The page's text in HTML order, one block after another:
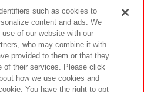
ビリティ サイトポリシー
such as cookies to
content and ads. We
of our website with our
who may combine it with
provided to them or that they
of their services. Please click
how we use cookies and
You have the right to opt